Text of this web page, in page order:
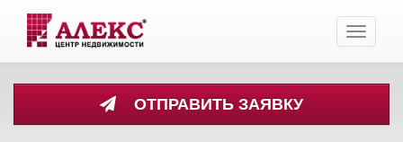
ОТПРАВИТЬ ЗАЯВКУ
Toggle